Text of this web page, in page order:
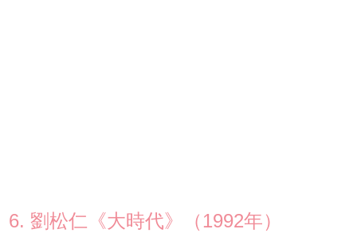
6. 劉松仁《大時代》（1992年）